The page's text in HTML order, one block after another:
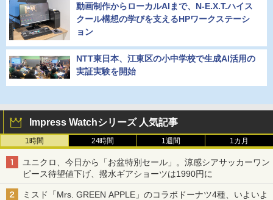
動画制作からローカルAIまで、N-E.X.T.ハイス
クール構想の学びを支えるHPワークステーシ
ョン
NTT東日本、江東区の小中学校で生成AI活用の
実証実験を開始
Impress Watchシリーズ 人気記事
1時間 24時間 1週間 1カ月
ユニクロ、今日から「お盆特別セール」。涼感シアサッカーワン
ピース待望値下げ、撥水ギアショーツは1990円に
ミスド「Mrs. GREEN APPLE」のコラボドーナツ4種、いよいよ